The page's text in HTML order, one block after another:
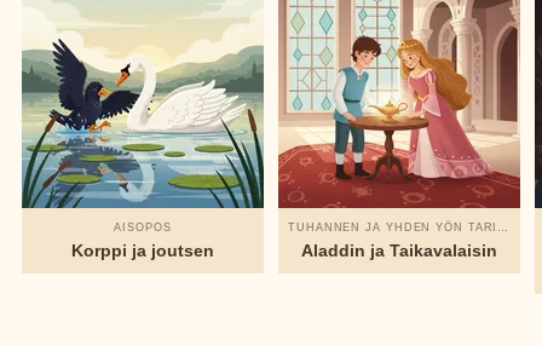
AISOPOS
Korppi ja joutsen
TUHANNEN JA YHDEN YÖN TARINAT
Aladdin ja Taikavalaisin